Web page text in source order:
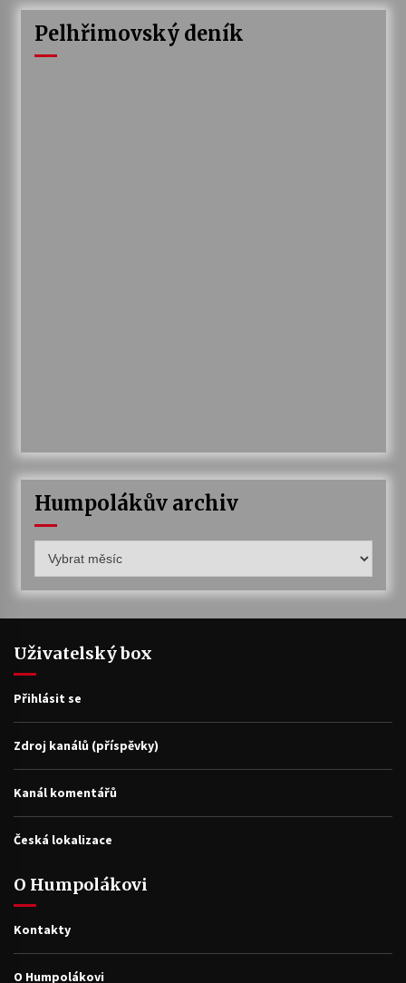
Pelhřimovský deník
Humpolákův archiv
archiv
Uživatelský box
Přihlásit se
Zdroj kanálů (příspěvky)
Kanál komentářů
Česká lokalizace
O Humpolákovi
Kontakty
O Humpolákovi